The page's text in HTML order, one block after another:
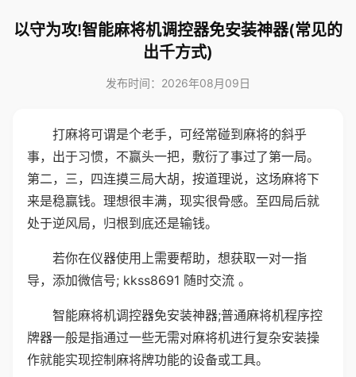
以守为攻!智能麻将机调控器免安装神器(常见的
出千方式)
发布时间：2026年08月09日
打麻将可谓是个老手，可经常碰到麻将的斜乎
事，出于习惯，不赢头一把，敷衍了事过了第一局。
第二，三，四连摸三局大胡，按道理说，这场麻将下
来是稳赢钱。理想很丰满，现实很骨感。至四局后就
处于逆风局，归根到底还是输钱。
若你在仪器使用上需要帮助，想获取一对一指
导，添加微信号; kkss8691 随时交流 。
智能麻将机调控器免安装神器;普通麻将机程序控
牌器一般是指通过一些无需对麻将机进行复杂安装操
作就能实现控制麻将牌功能的设备或工具。